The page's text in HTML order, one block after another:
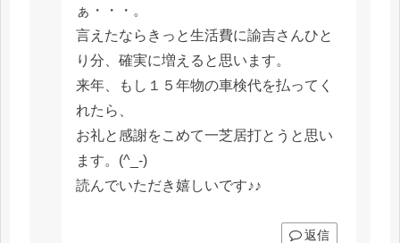
ぁ・・・。
言えたならきっと生活費に諭吉さんひと
り分、確実に増えると思います。
来年、もし１５年物の車検代を払ってく
れたら、
お礼と感謝をこめて一芝居打とうと思い
ます。(^_-)
読んでいただき嬉しいです♪♪
返信